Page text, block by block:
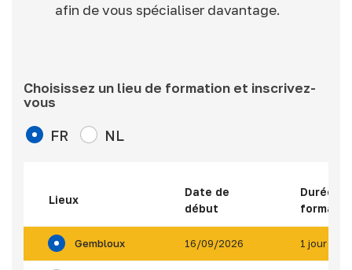
afin de vous spécialiser davantage.
Choisissez un lieu de formation et inscrivez-
vous
FR NL
Lieux
Date de
début
Durée
Gembloux 16/09/2026 1 jour